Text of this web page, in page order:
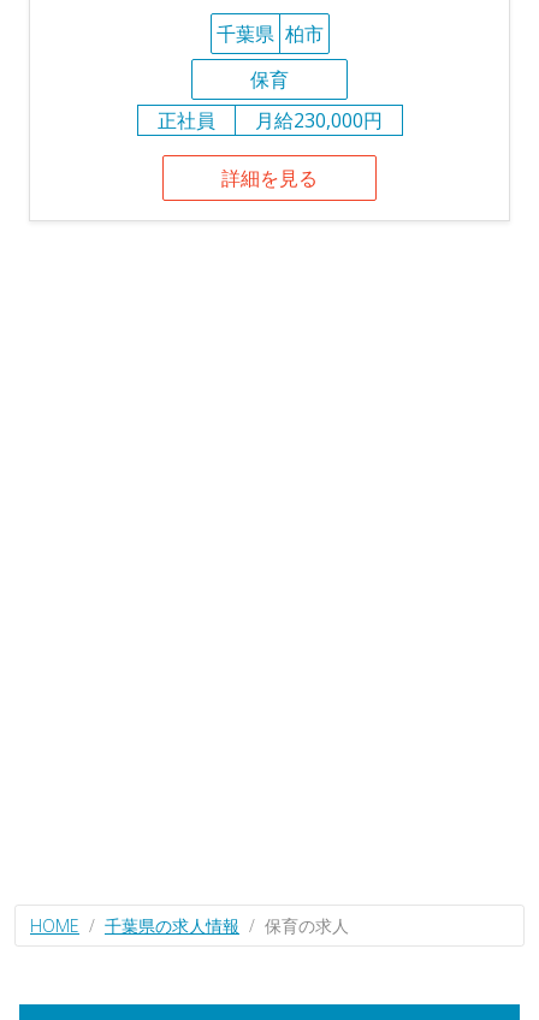
千葉県 柏市
保育
正社員
月給230,000円
詳細を見る
HOME 千葉県の求人情報 保育の求人